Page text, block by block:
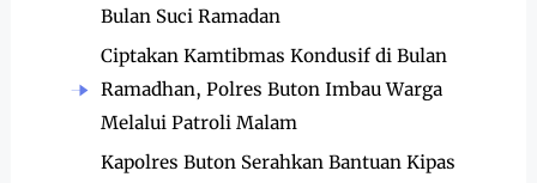
Bulan Suci Ramadan
Ciptakan Kamtibmas Kondusif di Bulan
Ramadhan, Polres Buton Imbau Warga
Melalui Patroli Malam
Kapolres Buton Serahkan Bantuan Kipas